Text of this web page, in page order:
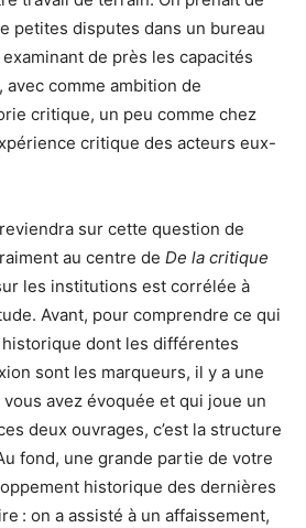
petites disputes dans un bureau
de près les capacités
comme ambition de
critique, un peu comme chez
critique des acteurs eux-
sur cette question de
au centre de De la critique
les institutions est corrélée à
Avant, pour comprendre ce qui
dont les différentes
sont les marqueurs, il y a une
avez évoquée et qui joue un
deux ouvrages, c’est la structure
fond, une grande partie de votre
historique des dernières
: on a assisté à un affaissement,